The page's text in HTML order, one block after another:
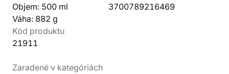
Objem: 500 ml
Váha: 882 g
3700789216469
Kód produktu
21911
Zaradené v kategóriách